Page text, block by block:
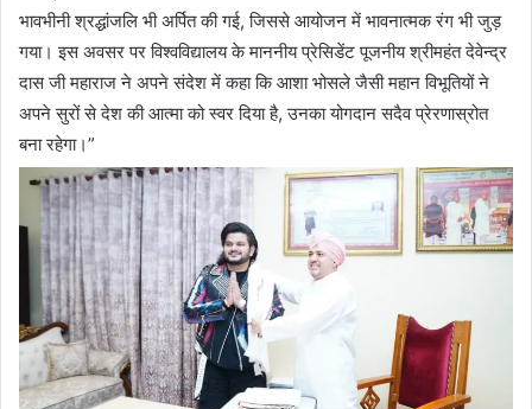
भावभीनी श्रद्धांजलि भी अर्पित की गई, जिससे आयोजन में भावनात्मक रंग भी जुड़
गया। इस अवसर पर विश्वविद्यालय के माननीय प्रेसिडेंट पूजनीय श्रीमहंत देवेन्द्र
दास जी महाराज ने अपने संदेश में कहा कि आशा भोसले जैसी महान विभूतियों ने
अपने सुरों से देश की आत्मा को स्वर दिया है, उनका योगदान सदैव प्रेरणास्रोत
बना रहेगा।”